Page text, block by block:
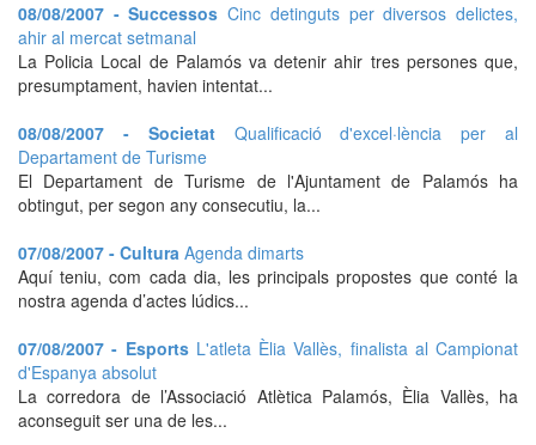
08/08/2007 - SuccessosCinc detinguts per diversos delictes,
ahir al mercat setmanal
La Policia Local de Palamós va detenir ahir tres persones que,
presumptament, havien intentat...
08/08/2007 - Societat Qualificació d'excel·lència per al
Departament de Turisme
El Departament de Turisme de l'Ajuntament de Palamós ha
obtingut, per segon any consecutiu, la...
07/08/2007 - Cultura Agenda dimarts
Aquí teniu, com cada dia, les principals propostes que conté la
nostra agenda d’actes lúdics...
07/08/2007 - Esports L'atleta Èlia Vallès, finalista al Campionat
d'Espanya absolut
La corredora de l’Associació Atlètica Palamós, Èlia Vallès, ha
aconseguit ser una de les...